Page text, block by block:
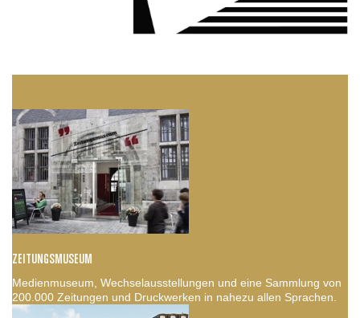
ZEITUNGSMUSEUM
Medienmuseum, Wechselausstellungen und eine Sammlung von
200.000 Zeitungen und Druckwerken in nahezu allen Sprachen.